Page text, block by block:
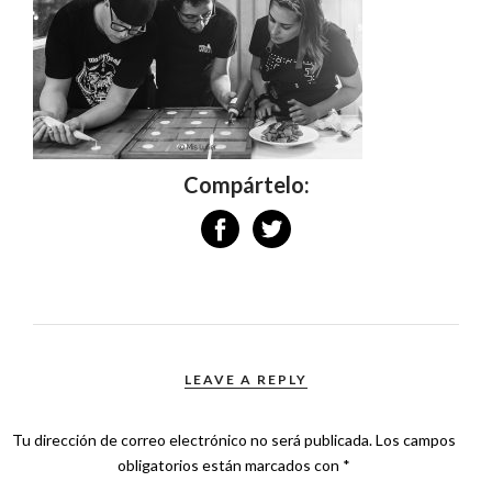
Compártelo:
LEAVE A REPLY
Tu dirección de correo electrónico no será publicada.Los campos
obligatorios están marcados con *